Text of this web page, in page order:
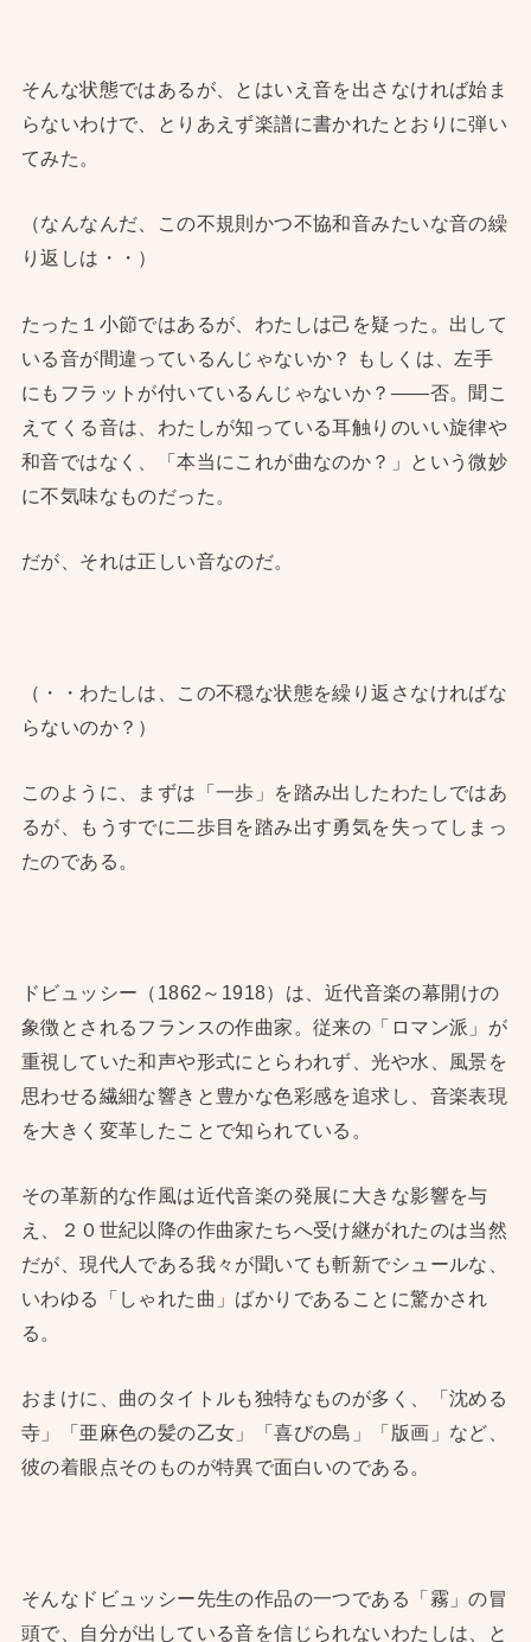
そんな状態ではあるが、とはいえ音を出さなければ始ま
らないわけで、とりあえず楽譜に書かれたとおりに弾い
てみた。
（なんなんだ、この不規則かつ不協和音みたいな音の繰
り返しは・・）
たった１小節ではあるが、わたしは己を疑った。出して
いる音が間違っているんじゃないか？ もしくは、左手
にもフラットが付いているんじゃないか？——否。聞こ
えてくる音は、わたしが知っている耳触りのいい旋律や
和音ではなく、「本当にこれが曲なのか？」という微妙
に不気味なものだった。
だが、それは正しい音なのだ。
（・・わたしは、この不穏な状態を繰り返さなければな
らないのか？）
このように、まずは「一歩」を踏み出したわたしではあ
るが、もうすでに二歩目を踏み出す勇気を失ってしまっ
たのである。
ドビュッシー（1862～1918）は、近代音楽の幕開けの
象徴とされるフランスの作曲家。従来の「ロマン派」が
重視していた和声や形式にとらわれず、光や水、風景を
思わせる繊細な響きと豊かな色彩感を追求し、音楽表現
を大きく変革したことで知られている。
その革新的な作風は近代音楽の発展に大きな影響を与
え、２０世紀以降の作曲家たちへ受け継がれたのは当然
だが、現代人である我々が聞いても斬新でシュールな、
いわゆる「しゃれた曲」ばかりであることに驚かされ
る。
おまけに、曲のタイトルも独特なものが多く、「沈める
寺」「亜麻色の髪の乙女」「喜びの島」「版画」など、
彼の着眼点そのものが特異で面白いのである。
そんなドビュッシー先生の作品の一つである「霧」の冒
頭で、自分が出している音を信じられないわたしは、と